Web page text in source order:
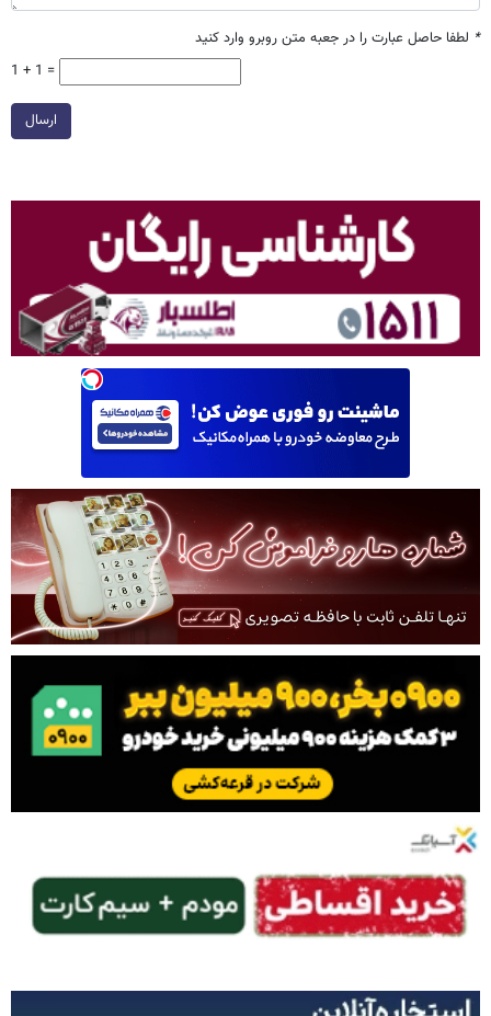
* لطفا حاصل عبارت را در جعبه متن روبرو وارد کنید
1 + 1 =
ارسال